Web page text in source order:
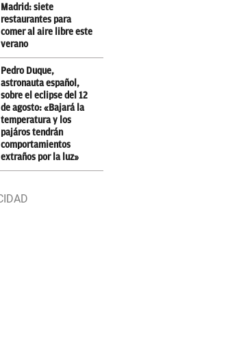
Madrid: siete
restaurantes para
comer al aire libre este
verano
Pedro Duque,
astronauta español,
sobre el eclipse del 12
de agosto: «Bajará la
temperatura y los
pajáros tendrán
comportamientos
extraños por la luz»